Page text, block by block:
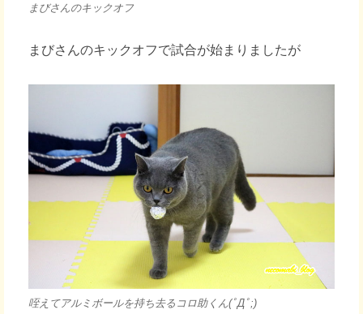
まびさんのキックオフ
まびさんのキックオフで試合が始まりましたが
咥えてアルミボールを持ち去るコロ助くん(ﾟДﾟ;)